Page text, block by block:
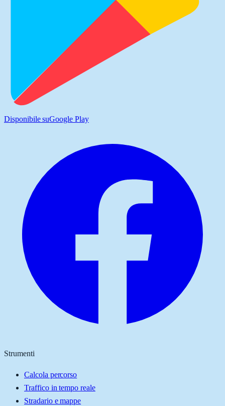
Disponibile suGoogle Play
Strumenti
Calcola percorso
Traffico in tempo reale
Stradario e mappe